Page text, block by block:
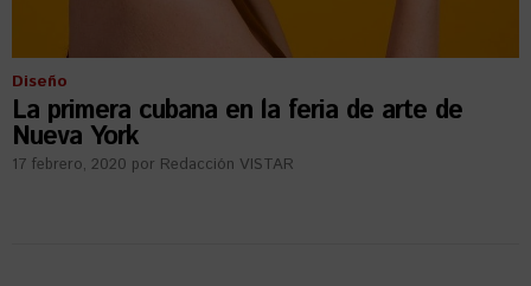
Diseño
La primera cubana en la feria de arte de
Nueva York
17 febrero, 2020 por Redacción VISTAR